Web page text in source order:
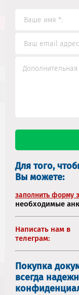
Для того,
Вы можете:
заполнить форму
необходимые
Написать нам в
телеграм:
Покупка
всегда